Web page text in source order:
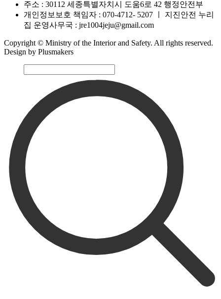
주소 : 30112 세종특별자치시 도움6로 42 행정안전부
개인정보보호 책임자 : 070-4712- 5207
지진안전 누리
집 운영사무국 : jre1004jeju@gmail.com
Copyright © Ministry of the Interior and Safety. All rights reserved.
Design by Plusmakers